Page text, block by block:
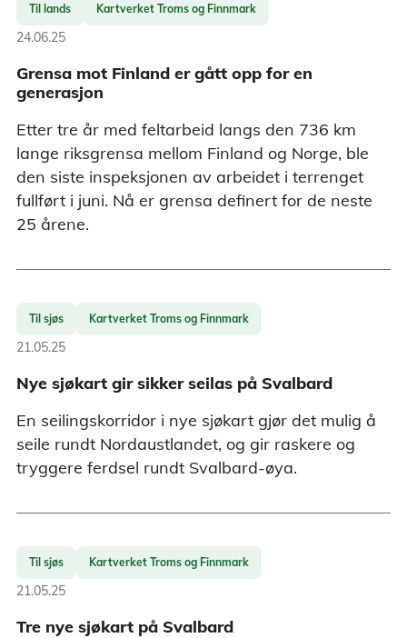
Til lands Kartverket Troms og Finnmark
24.06.25
Grensa mot Finland er gått opp for en
generasjon
Etter tre år med feltarbeid langs den 736 km
lange riksgrensa mellom Finland og Norge, ble
den siste inspeksjonen av arbeidet i terrenget
fullført i juni. Nå er grensa definert for de neste
25 årene.
Til sjøs Kartverket Troms og Finnmark
21.05.25
Nye sjøkart gir sikker seilas på Svalbard
En seilingskorridor i nye sjøkart gjør det mulig å
seile rundt Nordaustlandet, og gir raskere og
tryggere ferdsel rundt Svalbard-øya.
Til sjøs Kartverket Troms og Finnmark
21.05.25
Tre nye sjøkart på Svalbard